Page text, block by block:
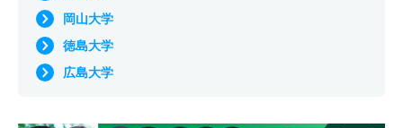
岡山大学
徳島大学
広島大学